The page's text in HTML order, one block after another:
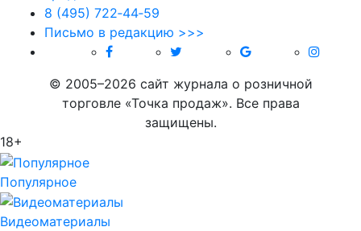
8 (495) 722‑44‑59
Письмо в редакцию >>>
© 2005–2026 сайт журнала о розничной
торговле «Точка продаж». Все права
защищены.
18+
Популярное
Видеоматериалы